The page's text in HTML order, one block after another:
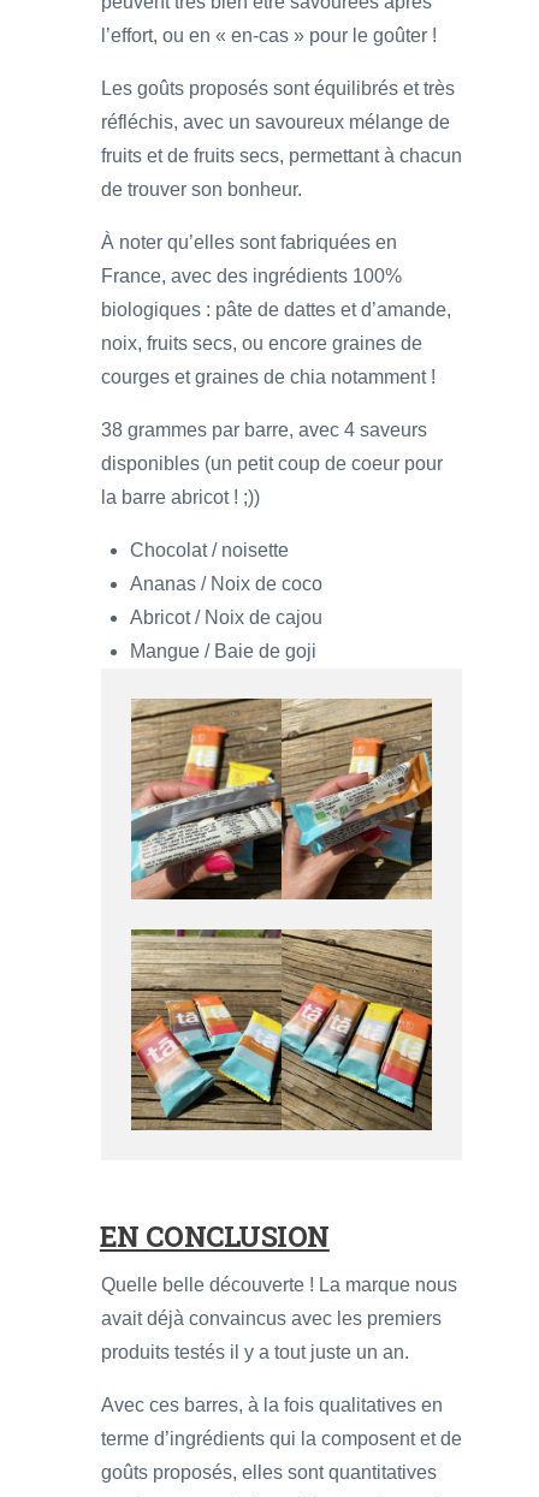
l’effort, ou en « en-cas » pour le goûter !
Les goûts proposés sont équilibrés et très
réfléchis, avec un savoureux mélange de
fruits et de fruits secs, permettant à chacun
de trouver son bonheur.
À noter qu’elles sont fabriquées en
France, avec des ingrédients 100%
biologiques : pâte de dattes et d’amande,
noix, fruits secs, ou encore graines de
courges et graines de chia notamment !
38 grammes par barre, avec 4 saveurs
disponibles (un petit coup de coeur pour
la barre abricot ! ;))
Chocolat / noisette
Ananas / Noix de coco
Abricot / Noix de cajou
Mangue / Baie de goji
EN CONCLUSION
Quelle belle découverte ! La marque nous
avait déjà convaincus avec les premiers
produits testés il y a tout juste un an.
Avec ces barres, à la fois qualitatives en
terme d’ingrédients qui la composent et de
goûts proposés, elles sont quantitatives